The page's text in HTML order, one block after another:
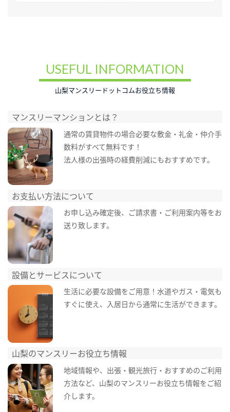
USEFUL INFORMATION
山梨マンスリードットコムお役立ち情報
マンスリーマンションとは？
通常の賃貸物件の場合必要な敷金・礼金・仲介手
数料がすべて無料です！
法人様の出張時の経費削減にもおすすめです。
お支払い方法について
お申し込み確定後、ご請求書・ご利用案内等をお
送り致します。
設備とサービスについて
生活に必要な設備をご用意！水道やガス・電気も
すぐに使え、入居日から通常に生活ができます。
山梨のマンスリーお役立ち情報
地域情報や、出張・観光旅行・おすすめのご利用
方法など、山梨のマンスリーお役立ち情報をご紹
介します。